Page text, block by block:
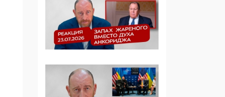
Симулякр патриотизма
и благолепия:
профилактика негатива
среди молодежи снова
«движперам»
03:35, 25 Апреля 2026